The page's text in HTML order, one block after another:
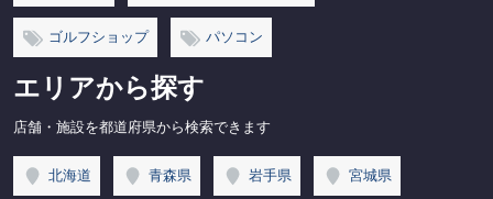
ゴルフショップ パソコン
エリアから探す
店舗・施設を都道府県から検索できます
北海道 青森県 岩手県 宮城県